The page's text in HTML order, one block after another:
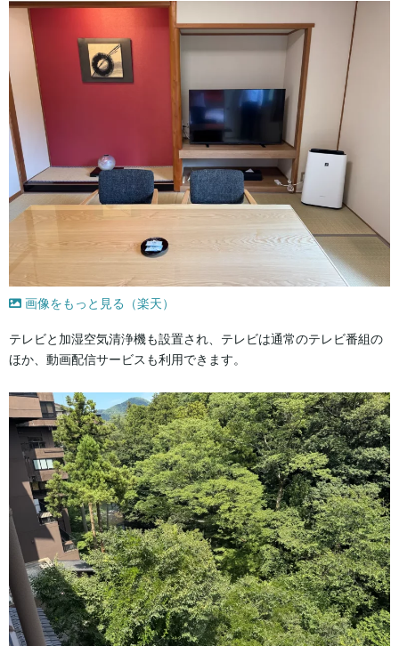
画像をもっと見る（楽天）
テレビと加湿空気清浄機も設置され、テレビは通常のテレビ番組の
ほか、動画配信サービスも利用できます。